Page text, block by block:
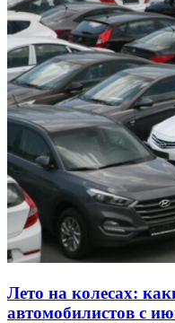
Лето на колесах:
автомобилистов с